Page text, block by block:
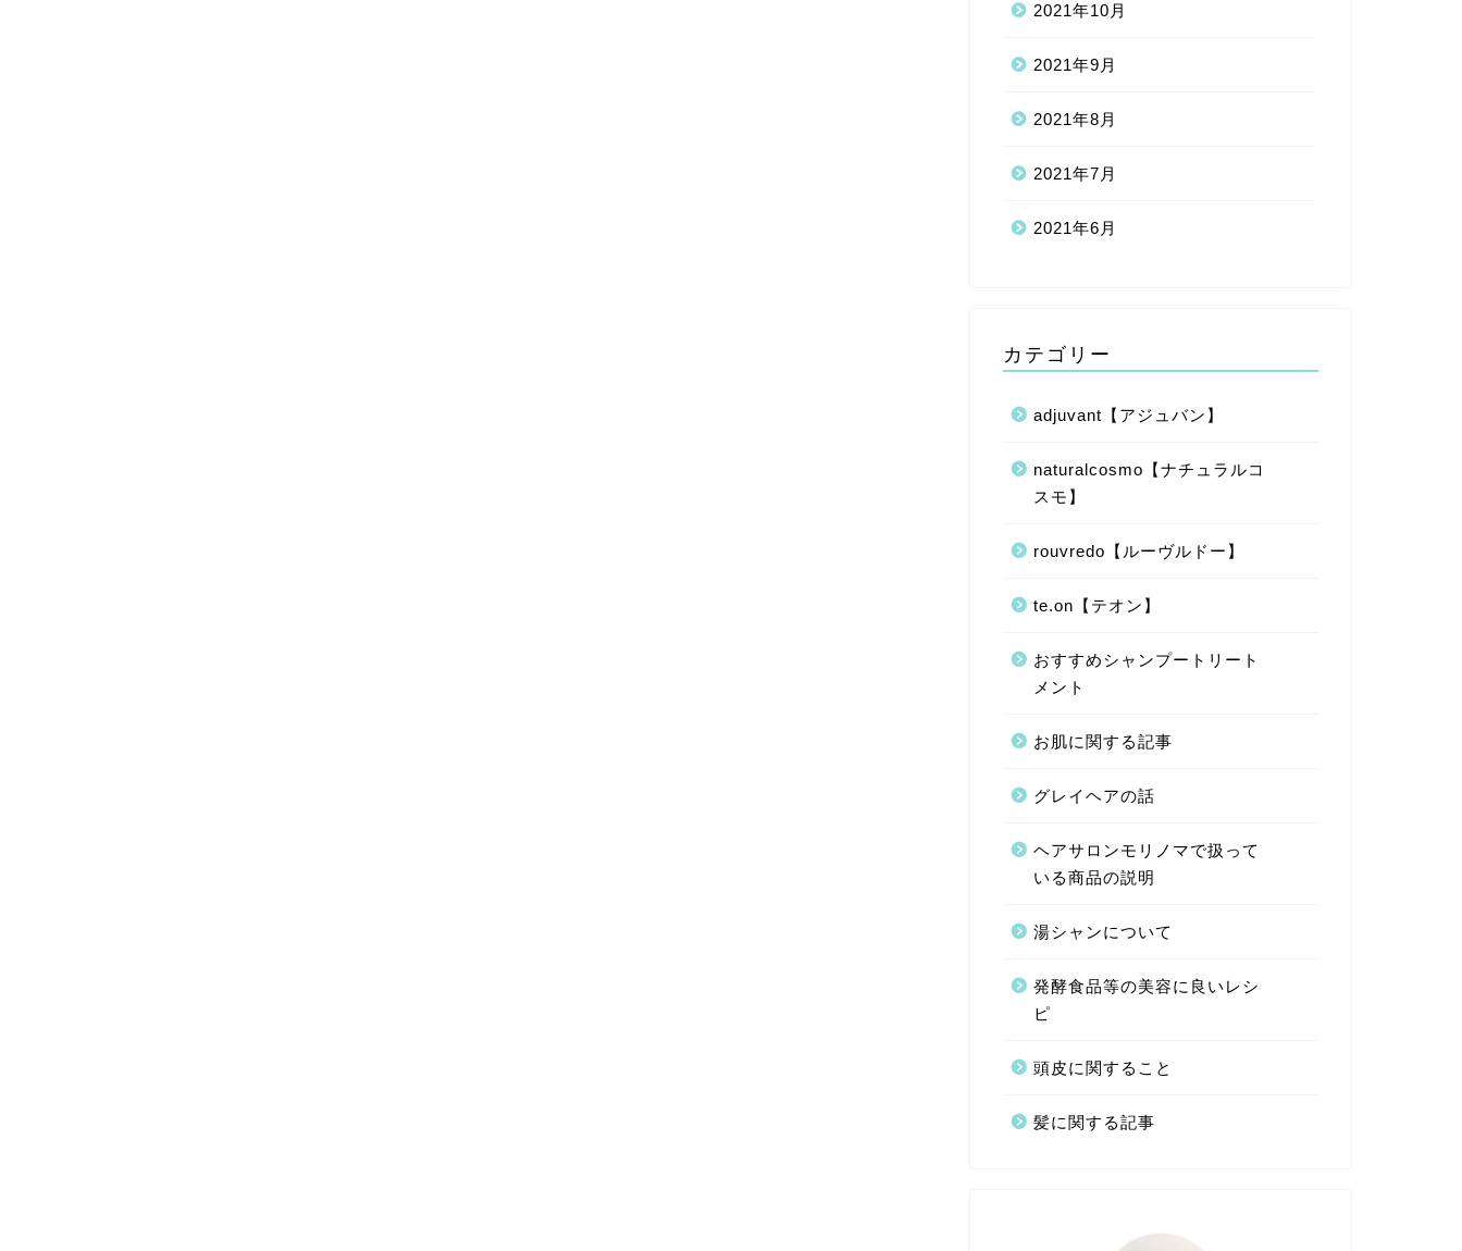
2021年10月
2021年9月
2021年8月
2021年7月
2021年6月
カテゴリー
adjuvant【アジュバン】
naturalcosmo【ナチュラルコ
スモ】
rouvredo【ルーヴルドー】
te.on【テオン】
おすすめシャンプートリート
メント
お肌に関する記事
グレイヘアの話
ヘアサロンモリノマで扱って
いる商品の説明
湯シャンについて
発酵食品等の美容に良いレシ
ピ
頭皮に関すること
髪に関する記事